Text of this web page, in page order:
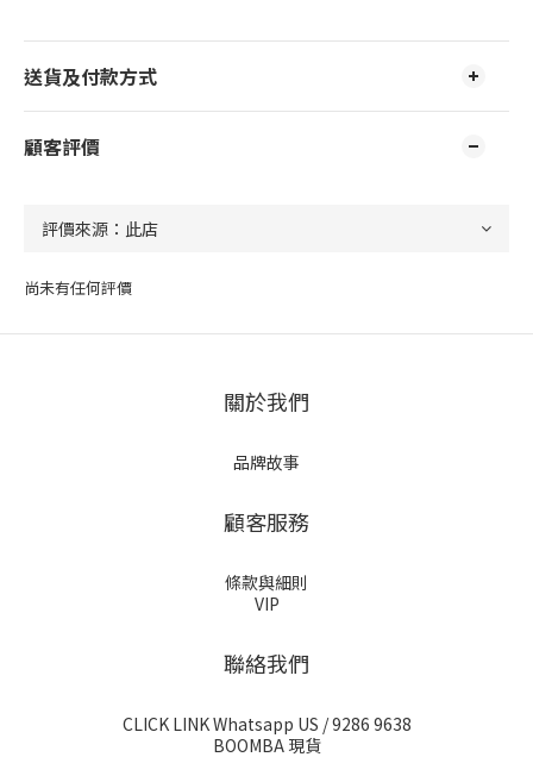
送貨及付款方式
顧客評價
尚未有任何評價
關於我們
品牌故事
顧客服務
條款與細則
VIP
聯絡我們
CLICK LINK Whatsapp US / 9286 9638
BOOMBA 現貨